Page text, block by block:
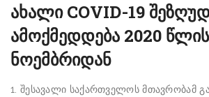
ახალი COVID-19
ამოქმედდება 2020
ნოემბრიდან
1. შესავალი საქართველოს მთავრობამ